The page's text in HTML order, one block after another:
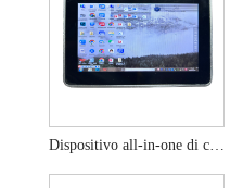
Dispositivo all-in-one di controllo industriale incorporato da 7 pollici TFT